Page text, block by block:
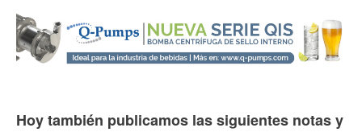
Hoy también publicamos las siguientes notas y